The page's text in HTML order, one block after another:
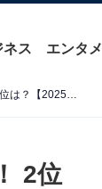
ネス エンタメ
グルメが魅力的な「北海道の道の駅」ランキング！ 2位「縄文ロマン 南かやべ」、圧倒的1位は？【2025年調査】
2位